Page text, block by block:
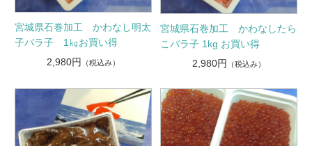
宮城県石巻加工 かわなし明太
子バラ子 1㎏お買い得
2,980円
（税込み）
宮城県石巻加工 かわなしたら
こバラ子 1kg お買い得
2,980円
（税込み）